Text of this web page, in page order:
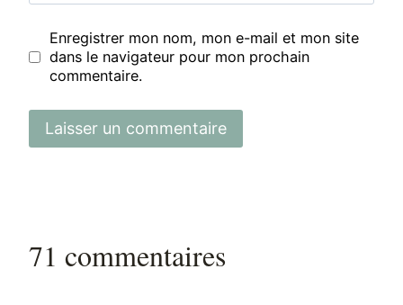
Enregistrer mon nom, mon e-mail et mon site
dans le navigateur pour mon prochain
commentaire.
71 commentaires